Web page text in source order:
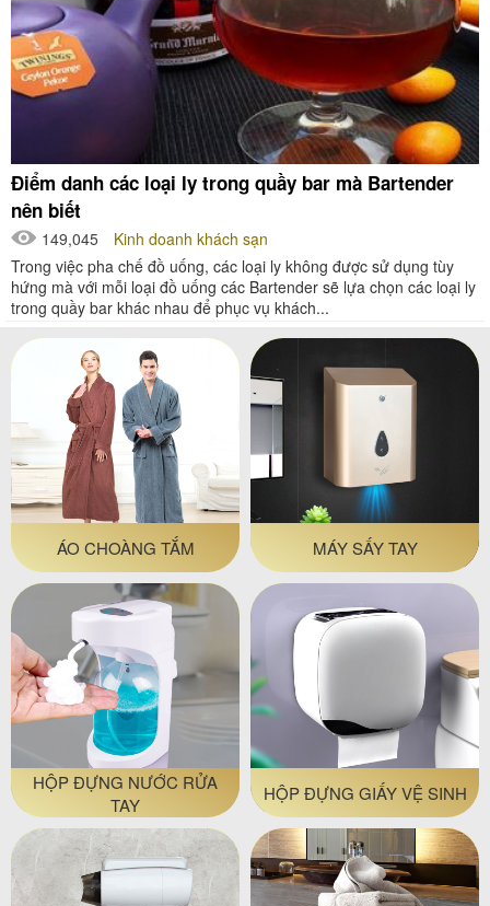
Điểm danh các loại ly trong quầy bar mà Bartender
nên biết
149,045
Kinh doanh khách sạn
Trong việc pha chế đồ uống, các loại ly không được sử dụng tùy
hứng mà với mỗi loại đồ uống các Bartender sẽ lựa chọn các loại ly
trong quầy bar khác nhau để phục vụ khách...
ÁO CHOÀNG TẮM MÁY SẤY TAY
HỘP ĐỰNG NƯỚC RỬA
TAY
HỘP ĐỰNG GIẤY VỆ SINH